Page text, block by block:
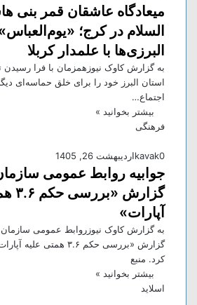
میعادگاه عاشقان قمر بنی
السلام در کرج؛
البرزی‌ها با علمدار کربلا
به گزارش کاوک نیوزهمزمان با فرا
استان البرز خود را برای خلق حماسه‌ای
اجتماع…
بیشتر بخوانید »
فرهنگی
kavakاردیبهشت 26, 1405 0
جوابیه روابط عمومی
آپارات»
به گزارش کاوک نیوزروابط عمومی
گزارش «بررسی حکم ۳.۶
کرد. منبع
بیشتر بخوانید »
اسلاید